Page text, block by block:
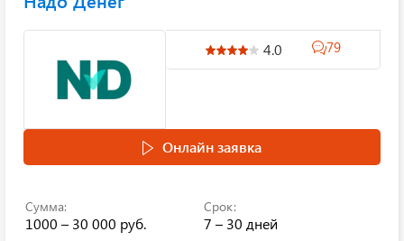
4.0 79
Онлайн заявка
Сумма:
1000 – 30 000 руб.
Срок:
7 – 30 дней